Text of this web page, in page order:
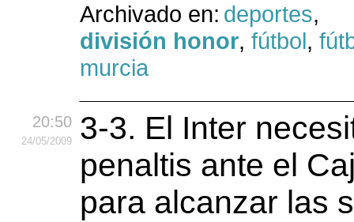
Archivado en: deportes,
división honor, fútbol,
murcia
20:50
24/05/2009
3-3. El Inter
penaltis ante el
para alcanzar las